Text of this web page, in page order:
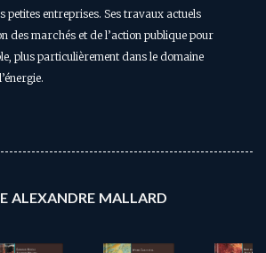
petites entreprises. Ses travaux actuels
des marchés et de l’action publique pour
plus particulièrement dans le domaine
ALEXANDRE MALLARD